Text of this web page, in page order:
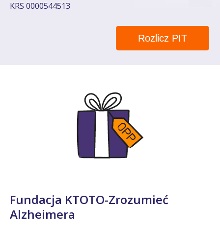
KRS 0000544513
Rozlicz PIT
Fundacja KTOTO-Zrozumieć
Alzheimera